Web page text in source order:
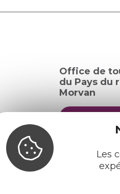
Les
Office de
du Pays du
Morvan
Nos